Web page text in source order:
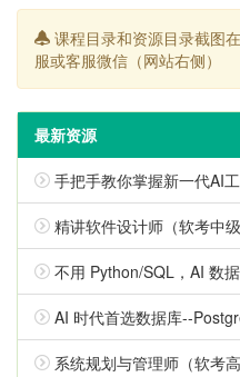
课程目录和资源目录截图
服或客服微信（网站右侧）
最新资源
手把手教你掌握新一代AI工
精讲软件设计师（软考中
不用 Python/SQL，AI 数
AI 时代首选数据库--
系统规划与管理师（软考